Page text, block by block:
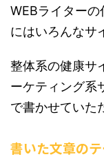
WEBライター
にはいろんなサ
整体系の健康サ
ーケティング系
で書かせていた
書いた文章の